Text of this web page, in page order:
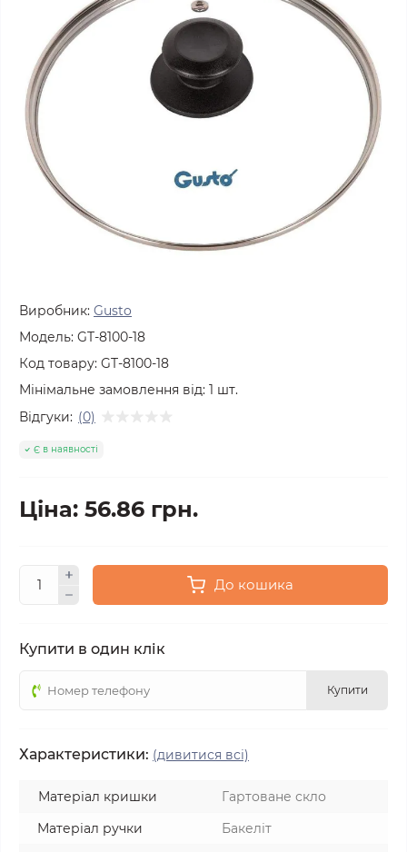
Виробник: Gusto
Модель: GT-8100-18
Код товару: GT-8100-18
Мінімальне замовлення від: 1 шт.
Відгуки: (0)
Є в наявності
Ціна: 56.86 грн.
До кошика
Купити в один клік
Купити
Характеристики: (дивитися всі)
Матеріал кришки
Гартоване скло
Матеріал ручки
Бакеліт